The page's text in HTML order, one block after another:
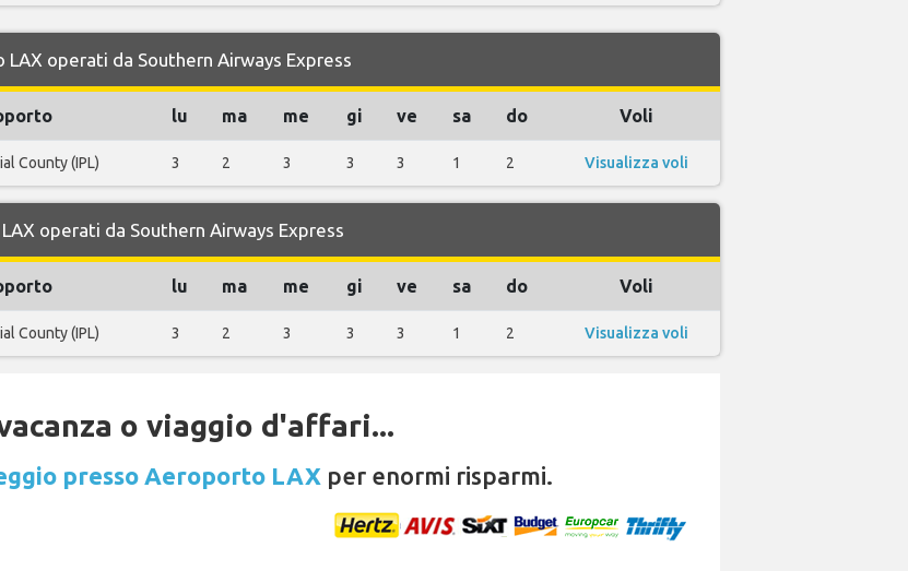
operati da Southern Airways Express
lu ma me gi ve sa do Voli
County (IPL) 3 2 3 3 3 1 2 Visualizza voli
operati da Southern Airways Express
lu ma me gi ve sa do Voli
County (IPL) 3 2 3 3 3 1 2 Visualizza voli
o viaggio d'affari...
presso Aeroporto LAX per enormi risparmi.